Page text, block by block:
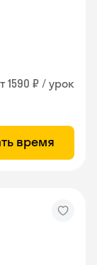
1590 ₽ / урок
время